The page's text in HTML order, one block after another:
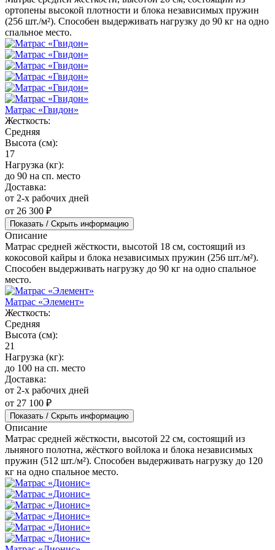
ортопены высокой плотности и блока независимых пружин
(256 шт./м²). Способен выдерживать нагрузку до 90 кг на одно
спальное место.
Матрас «Гвидон»
Жесткость:
Средняя
Высота (см):
17
Нагрузка (кг):
до 90 на сп. место
Доставка:
от 2-х рабочих дней
от 26 300 ₽
Показать / Скрыть информацию
Описание
Матрас средней жёсткости, высотой 18 см, состоящий из
кокосовой кайры и блока независимых пружин (256 шт./м²).
Способен выдерживать нагрузку до 90 кг на одно спальное
место.
Матрас «Элемент»
Жесткость:
Средняя
Высота (см):
21
Нагрузка (кг):
до 100 на сп. место
Доставка:
от 2-х рабочих дней
от 27 100 ₽
Показать / Скрыть информацию
Описание
Матрас средней жёсткости, высотой 22 см, состоящий из
льняного полотна, жёсткого войлока и блока независимых
пружин (512 шт./м²). Способен выдерживать нагрузку до 120
кг на одно спальное место.